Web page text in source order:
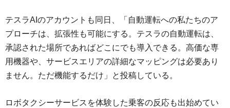
テスラAIのアカウントも同日、「自動運転への私たちのア
プローチは、拡張性も可能にする。テスラの自動運転は、
承認された場所であればどこにでも導入できる。高価な専
用機器や、サービスエリアの詳細なマッピングは必要あり
ません。ただ機能するだけ」と投稿している。
ロボタクシーサービスを体験した乗客の反応も出始めてい